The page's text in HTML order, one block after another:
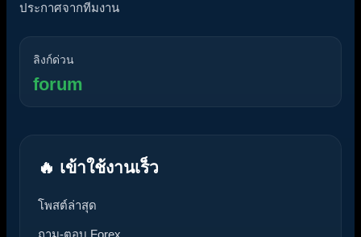
ประกาศจากทีมงาน
ลิงก์ด่วน
forum
🔥 เข้าใช้งานเร็ว
โพสต์ล่าสุด